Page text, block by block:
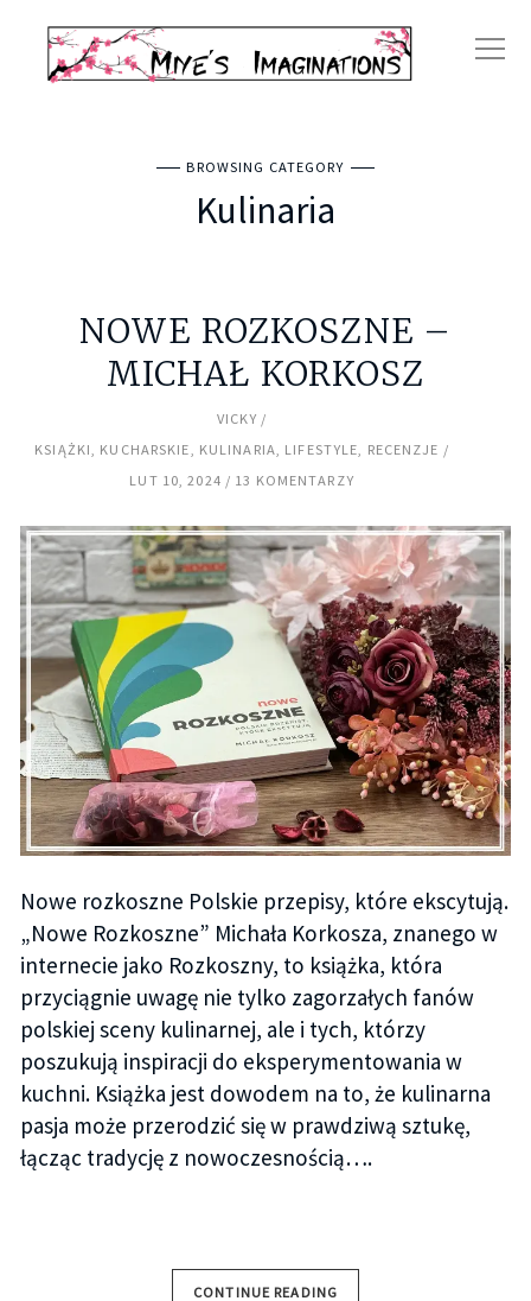
BROWSING CATEGORY
Kulinaria
NOWE ROZKOSZNE –
MICHAŁ KORKOSZ
VICKY
KSIĄŻKI
KUCHARSKIE KULINARIA LIFESTYLE
RECENZJE
LUT 10, 2024
13 KOMENTARZY
Nowe rozkoszne Polskie przepisy, które ekscytują.
„Nowe Rozkoszne” Michała Korkosza, znanego w
internecie jako Rozkoszny, to książka, która
przyciągnie uwagę nie tylko zagorzałych fanów
polskiej sceny kulinarnej, ale i tych, którzy
poszukują inspiracji do eksperymentowania w
kuchni. Książka jest dowodem na to, że kulinarna
pasja może przerodzić się w prawdziwą sztukę,
łącząc tradycję z nowoczesnością….
CONTINUE READING